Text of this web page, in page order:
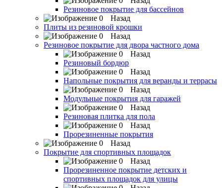
Резиновое покрытие для бассейнов
Назад
Плиты из резиновой крошки
Назад
Резиновое покрытие для двора частного дома
Назад
Резиновый бордюр
Назад
Напольные покрытия для веранды и террасы
Назад
Модульные покрытия для гаражей
Назад
Резиновая плитка для пола
Назад
Прорезиненные покрытия
Назад
Покрытие для спортивных площадок
Назад
Прорезиненное покрытие детских и
спортивных площадок для улицы